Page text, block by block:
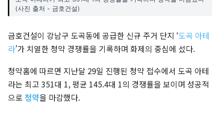
(사진 출처 - 금호건설)
금호건설이 강남구 도곡동에 공급한 신규 주거 단지 ‘도곡 아테
라’가 치열한 청약 경쟁률을 기록하며 화제의 중심에 섰다.
청약홈에 따르면 지난달 29일 진행된 청약 접수에서 도곡 아테
라는 최고 351대 1, 평균 145.4대 1의 경쟁률을 보이며 성공적
으로 청약을 마감했다.